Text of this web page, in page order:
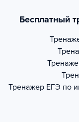
Бесплатный
Тренажер ЕГЭ по